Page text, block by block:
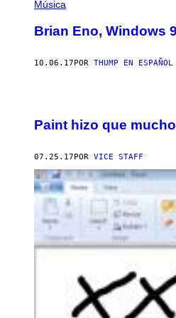
Música
Brian Eno, Windows
10.06.17 POR THUMP EN ESPAÑOL
Paint hizo que
07.25.17POR VICE STAFF